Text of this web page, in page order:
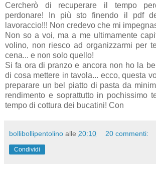
Cercherò di recuperare il tempo
perdonare! In più sto finendo il pdf
lavoraccio!!! Non credevo che mi
Non so a voi, ma a me ultimamente
volino, non riesco ad organizzarmi per
cena... e non solo quello!
Si fa ora di pranzo e ancora non ho la
di cosa mettere in tavola... ecco, questa
preparare un bel piatto di pasta da
rendimento e soprattutto in pochissimo
tempo di cottura dei bucatini! Con
bollibollipentolino alle 20:10 20 commenti:
Condividi